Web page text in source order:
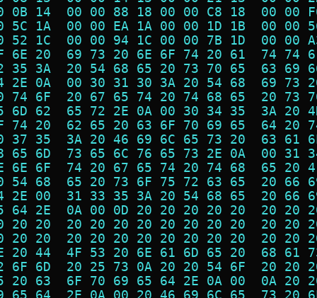
0B 14  00 00 88 18 00 00 C8 18  00
5C 1A  00 00 EA 1A 00 00 1D 1B  00
52 1C  00 00 94 1C 00 00 7B 1D  00
6E 20  69 73 20 6E 6F 74 20 61  74
35 3A  20 54 68 65 20 73 70 65  63
2E 0A  00 30 31 30 3A 20 54 68  69
74 6F  20 67 65 74 20 74 68 65  20
6D 62  65 72 2E 0A 00 30 34 35  3A
74 20  62 65 20 63 6F 70 69 65  64
37 35  3A 20 46 69 6C 65 73 20  63
65 6D  73 65 6C 76 65 73 2E 0A  00
6E 6F  74 20 67 65 74 20 74 68  65
54 68  65 20 73 6F 75 72 63 65  20
2E 00  31 33 35 3A 20 54 68 65  20
64 2E  0A 00 0D 20 20 20 20 20  20
20 20  20 20 20 20 20 20 20 20  20
20 20  20 20 20 20 20 20 20 20  20
20 44  4F 53 20 6E 61 6D 65 20  68
6F 6D  20 25 73 0A 20 20 54 6F  20
20 63  6F 70 69 65 64 2E 0A 00  0A
65 64  2E 0A 00 20 46 69 6C 65  73